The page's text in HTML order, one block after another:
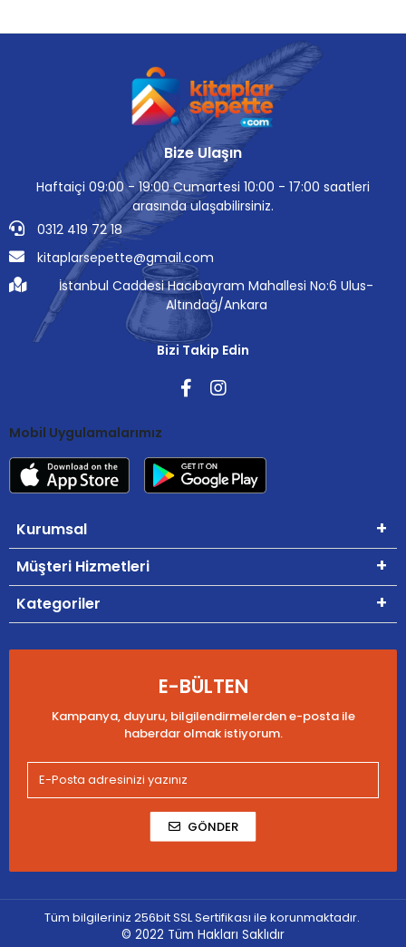
Bize Ulaşın
Haftaiçi 09:00 - 19:00 Cumartesi 10:00 - 17:00 saatleri
arasında ulaşabilirsiniz.
0312 419 72 18
kitaplarsepette@gmail.com
İstanbul Caddesi Hacıbayram Mahallesi No:6 Ulus-
Altındağ/Ankara
Bizi Takip Edin
Mobil Uygulamalarımız
Kurumsal
Müşteri Hizmetleri
Kategoriler
E-BÜLTEN
Kampanya, duyuru, bilgilendirmelerden e-posta ile
haberdar olmak istiyorum.
GÖNDER
Tüm bilgileriniz 256bit SSL Sertifikası ile korunmaktadır.
© 2022 Tüm Hakları Saklıdır